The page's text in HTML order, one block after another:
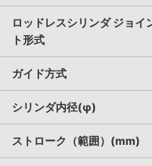
ロッドレスシリンダ ジョイ
ト形式
ガイド方式
シリンダ内径(φ)
ストローク（範囲）(mm)